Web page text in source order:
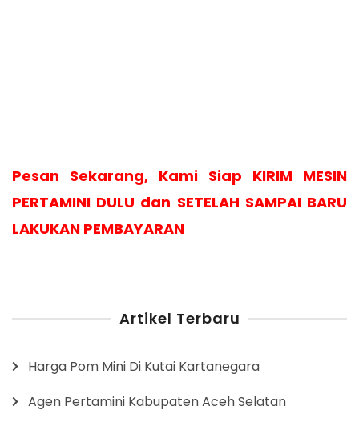
Pesan Sekarang, Kami Siap KIRIM MESIN
PERTAMINI DULU dan SETELAH SAMPAI BARU
LAKUKAN PEMBAYARAN
Artikel Terbaru
Harga Pom Mini Di Kutai Kartanegara
Agen Pertamini Kabupaten Aceh Selatan